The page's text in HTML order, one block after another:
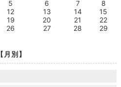
5 6 7
8
12 13 14
15
19 20 21
22
26 27 28
29
【月別】